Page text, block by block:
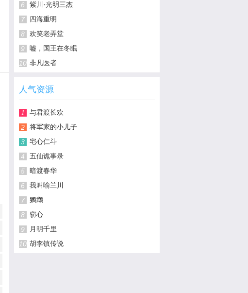
6
紫川·光明三杰
7
四海重明
8
欢笑老弄堂
9
嘘，国王在冬眠
10 非凡医者
人气资源
1
与君渡长欢
2
将军家的小儿子
3
宅心仁斗
4
五仙诡事录
5
暗渡春华
6
我叫喻兰川
7
鹦鹉
8
窃心
9
月明千里
10 胡李镇传说